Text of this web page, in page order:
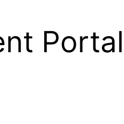
Portal